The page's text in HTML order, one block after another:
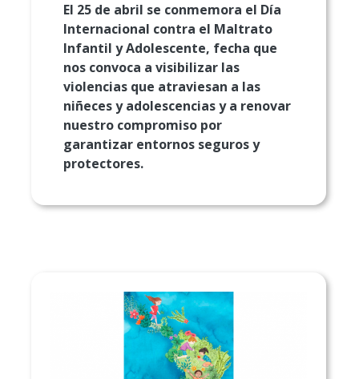
El 25 de abril se conmemora el Día
Internacional contra el Maltrato
Infantil y Adolescente, fecha que
nos convoca a visibilizar las
violencias que atraviesan a las
niñeces y adolescencias y a renovar
nuestro compromiso por
garantizar entornos seguros y
protectores.